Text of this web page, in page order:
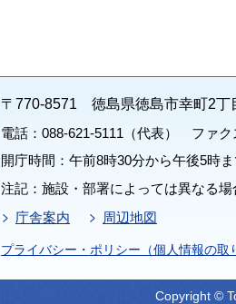
〒770-8571 徳島県徳島市幸町2丁
電話：088-621-5111（代表） ファク
開庁時間：午前8時30分から午後5時
注記：施設・部署によっては異なる
庁舎案内
周辺地図
プライバシー・ポリシー（個人情報の取
Copyright ©